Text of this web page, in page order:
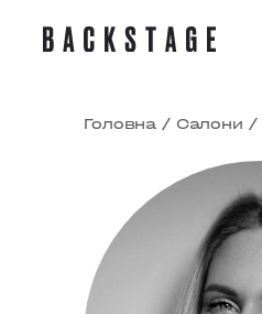
Головна / Салони /